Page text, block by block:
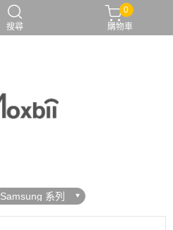
搜尋
0
購物車
Samsung 系列